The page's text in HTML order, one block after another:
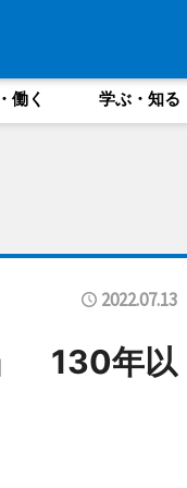
働く 学ぶ・知る
2022.07.13
130年以